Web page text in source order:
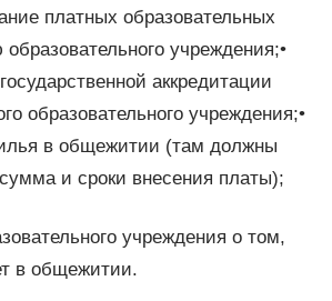
платных образовательных
учреждения;•
аккредитации
образовательного учреждения;•
в общежитии (там должны
и сроки внесения платы);
учреждения о том,
в общежитии.